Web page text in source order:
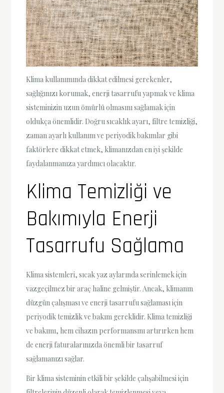
Klima kullanımında dikkat edilmesi gerekenler,
sağlığınızı korumak, enerji tasarrufu yapmak ve klima
sisteminizin uzun ömürlü olmasını sağlamak için
oldukça önemlidir. Doğru sıcaklık ayarı, filtre temizliği,
zaman ayarlı kullanım ve periyodik bakımlar gibi
faktörlere dikkat etmek, klimanızdan en iyi şekilde
faydalanmanıza yardımcı olacaktır.
Klima Temizliği ve
Bakımıyla Enerji
Tasarrufu Sağlama
Klima sistemleri, sıcak yaz aylarında serinlemek için
vazgeçilmez bir araç haline gelmiştir. Ancak, klimanın
düzgün çalışması ve enerji tasarrufu sağlaması için
periyodik temizlik ve bakım gereklidir. Klima temizliği
ve bakımı, hem cihazın performansını artırırken hem
de enerji faturalarınızda önemli bir tasarruf
sağlamanızı sağlar.
Bir klima sisteminin etkili bir şekilde çalışabilmesi için